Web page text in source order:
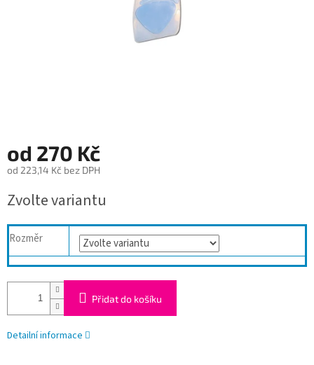
od 270 Kč
od 223,14 Kč bez DPH
cena:
Zvolte variantu
Rozměr
Přidat do košíku
Detailní informace